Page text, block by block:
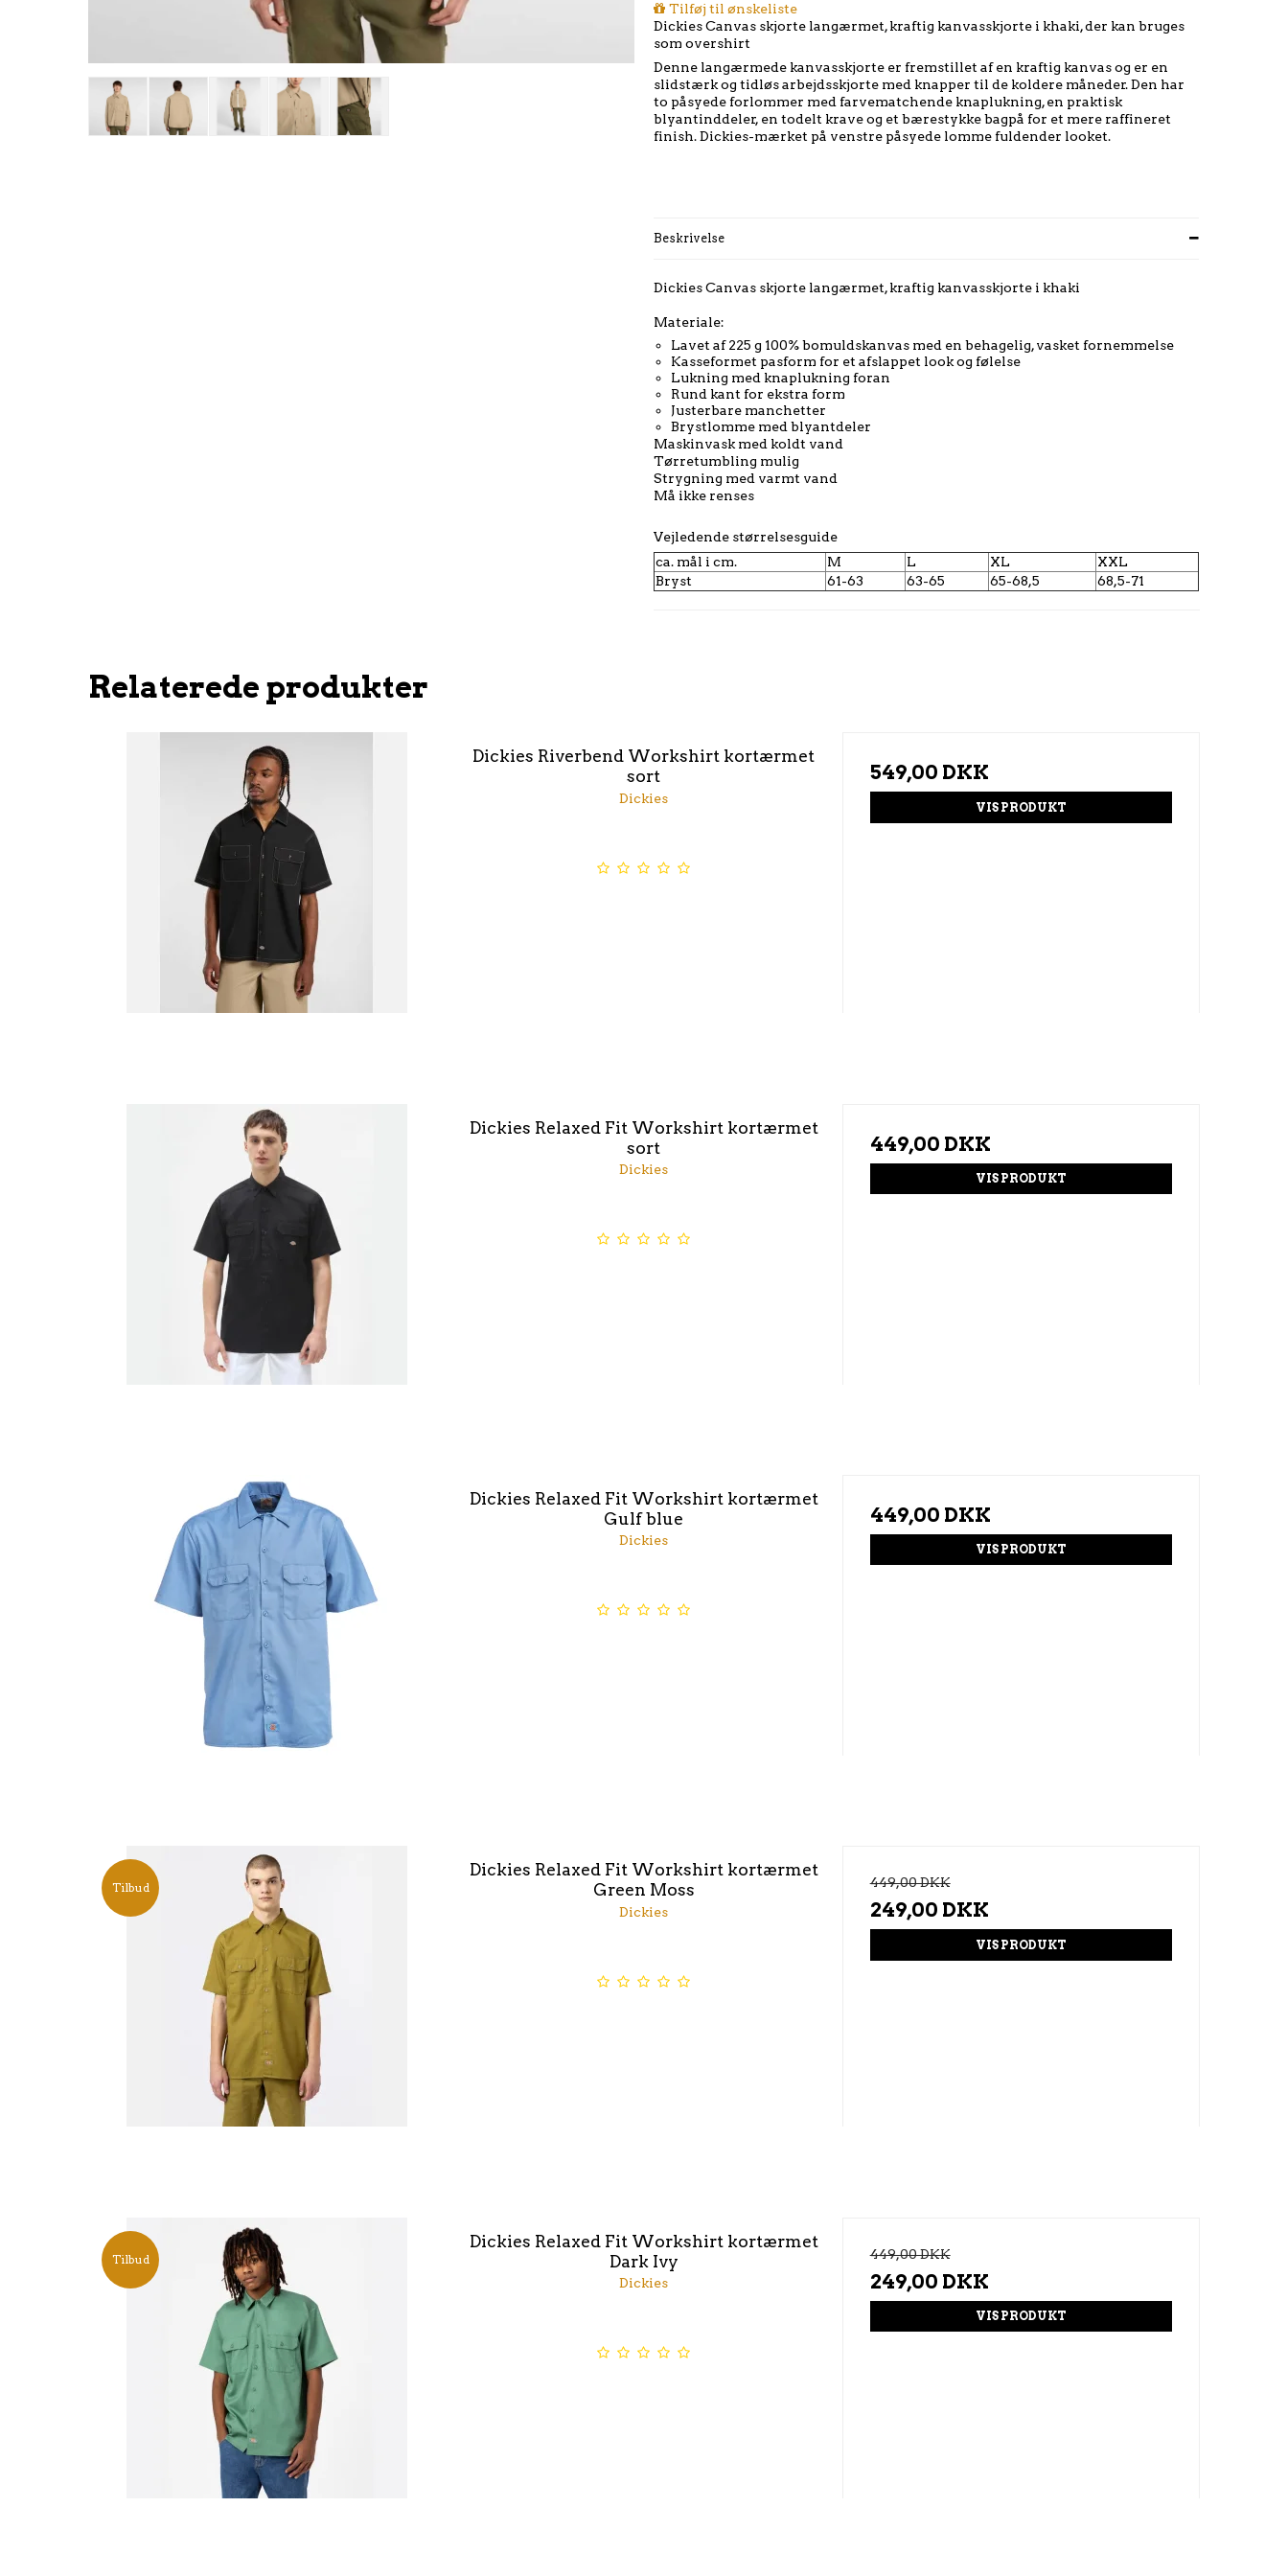
Tilføj til ønskeliste
Dickies Canvas skjorte langærmet, kraftig kanvasskjorte i khaki, der kan bruges
som overshirt
Denne langærmede kanvasskjorte er fremstillet af en kraftig kanvas og er en
slidstærk og tidløs arbejdsskjorte med knapper til de koldere måneder. Den har
to påsyede forlommer med farvematchende knaplukning, en praktisk
blyantinddeler, en todelt krave og et bærestykke bagpå for et mere raffineret
finish. Dickies-mærket på venstre påsyede lomme fuldender looket.
Beskrivelse
Dickies Canvas skjorte langærmet, kraftig kanvasskjorte i khaki
Materiale:
Lavet af 225 g 100% bomuldskanvas med en behagelig, vasket fornemmelse
Kasseformet pasform for et afslappet look og følelse
Lukning med knaplukning foran
Rund kant for ekstra form
Justerbare manchetter
Brystlomme med blyantdeler
Maskinvask med koldt vand
Tørretumbling mulig
Strygning med varmt vand
Må ikke renses
Vejledende størrelsesguide
ca. mål i cm.
M L XL
XXL
Bryst
61-63 63-65 65-68,5 68,5-71
Relaterede produkter
Dickies Riverbend Workshirt kortærmet
sort
Dickies
549,00 DKK
VIS PRODUKT
Dickies Relaxed Fit Workshirt kortærmet
sort
Dickies
449,00 DKK
VIS PRODUKT
Dickies Relaxed Fit Workshirt kortærmet
Gulf blue
Dickies
449,00 DKK
VIS PRODUKT
Tilbud
Dickies Relaxed Fit Workshirt kortærmet
Green Moss
Dickies
449,00 DKK
249,00 DKK
VIS PRODUKT
Tilbud
Dickies Relaxed Fit Workshirt kortærmet
Dark Ivy
Dickies
449,00 DKK
249,00 DKK
VIS PRODUKT